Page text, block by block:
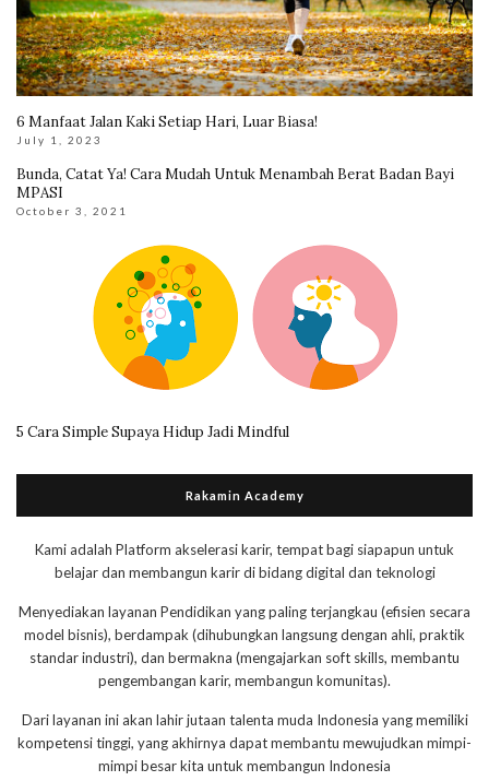
6 Manfaat Jalan Kaki Setiap Hari, Luar Biasa!
July 1, 2023
Bunda, Catat Ya! Cara Mudah Untuk Menambah Berat Badan Bayi
MPASI
October 3, 2021
5 Cara Simple Supaya Hidup Jadi Mindful
Rakamin Academy
Kami adalah Platform akselerasi karir, tempat bagi siapapun untuk
belajar dan membangun karir di bidang digital dan teknologi
Menyediakan layanan Pendidikan yang paling terjangkau (efisien secara
model bisnis), berdampak (dihubungkan langsung dengan ahli, praktik
standar industri), dan bermakna (mengajarkan soft skills, membantu
pengembangan karir, membangun komunitas).
Dari layanan ini akan lahir jutaan talenta muda Indonesia yang memiliki
kompetensi tinggi, yang akhirnya dapat membantu mewujudkan mimpi-
mimpi besar kita untuk membangun Indonesia